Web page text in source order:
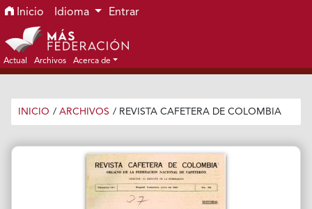
Ir al menú de navegación principal
Ir al contenido principal
Ir al pie de página del sitio
Inicio Idioma Entrar
Actual Archivos Acerca de
INICIO / ARCHIVOS / REVISTA CAFETERA DE COLOMBIA